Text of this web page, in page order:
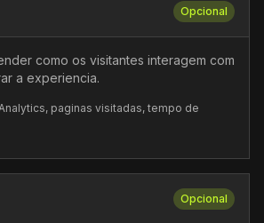
Opcional
como os visitantes interagem com
a experiencia.
paginas visitadas, tempo de
Opcional